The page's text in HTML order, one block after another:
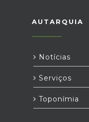
AUTARQUIA
Notícias
Serviços
Toponímia